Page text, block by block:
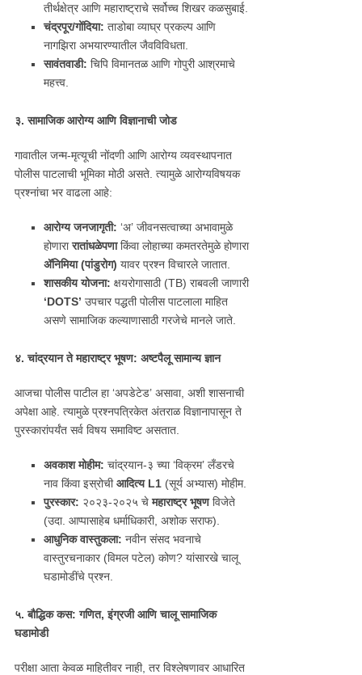
तीर्थक्षेत्र आणि महाराष्ट्राचे सर्वोच्च शिखर कळसुबाई.
चंद्रपूर/गोंदिया: ताडोबा व्याघ्र प्रकल्प आणि
नागझिरा अभयारण्यातील जैवविविधता.
सावंतवाडी: चिपि विमानतळ आणि गोपुरी आश्रमाचे
महत्त्व.
३. सामाजिक आरोग्य आणि विज्ञानाची जोड
गावातील जन्म-मृत्यूची नोंदणी आणि आरोग्य व्यवस्थापनात
पोलीस पाटलाची भूमिका मोठी असते. त्यामुळे आरोग्यविषयक
प्रश्नांचा भर वाढला आहे:
आरोग्य जनजागृती: ‘अ’ जीवनसत्वाच्या अभावामुळे
होणारारातांधळेपणाकिंवा लोहाच्या कमतरतेमुळे होणारा
ॲनिमिया (पांडुरोग) यावर प्रश्न विचारले जातात.
शासकीय योजना: क्षयरोगासाठी (TB) राबवली जाणारी
‘DOTS’ उपचार पद्धती पोलीस पाटलाला माहित
असणे सामाजिक कल्याणासाठी गरजेचे मानले जाते.
४. चांद्रयान ते महाराष्ट्र भूषण: अष्टपैलू सामान्य ज्ञान
आजचा पोलीस पाटील हा ‘अपडेटेड’ असावा, अशी शासनाची
अपेक्षा आहे. त्यामुळे प्रश्नपत्रिकेत अंतराळ विज्ञानापासून ते
पुरस्कारांपर्यंत सर्व विषय समाविष्ट असतात.
अवकाश मोहीम: चांद्रयान-३ च्या ‘विक्रम’ लँडरचे
नाव किंवा इस्रोचीआदित्य L1 (सूर्य अभ्यास) मोहीम.
पुरस्कार: २०२३-२०२५ चेमहाराष्ट्र भूषणविजेते
(उदा. आप्पासाहेब धर्माधिकारी, अशोक सराफ).
आधुनिक वास्तुकला: नवीन संसद भवनाचे
वास्तुरचनाकार (विमल पटेल) कोण? यांसारखे चालू
घडामोडींचे प्रश्न.
५. बौद्धिक कस: गणित,इंग्रजी आणि चालू सामाजिक
घडामोडी
परीक्षा आता केवळ माहितीवर नाही, तर विश्लेषणावर आधारित